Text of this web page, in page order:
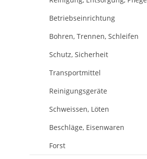
Betriebseinrichtung
Bohren, Trennen, Schleifen
Schutz, Sicherheit
Transportmittel
Reinigungsgeräte
Schweissen, Löten
Beschläge, Eisenwaren
Forst